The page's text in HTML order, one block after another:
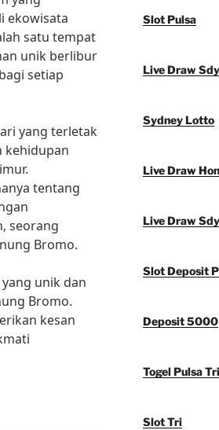
ekowisata
satu tempat
unik berlibur
setiap
yang terletak
kehidupan
tentang
seorang
Bromo.
unik dan
Bromo.
kesan
Slot Pulsa
Live Draw Sdy
Sydney Lotto
Live Draw
Live Draw Sdy
Slot Deposit
Deposit 5000
Togel Pulsa Tri
Slot Tri